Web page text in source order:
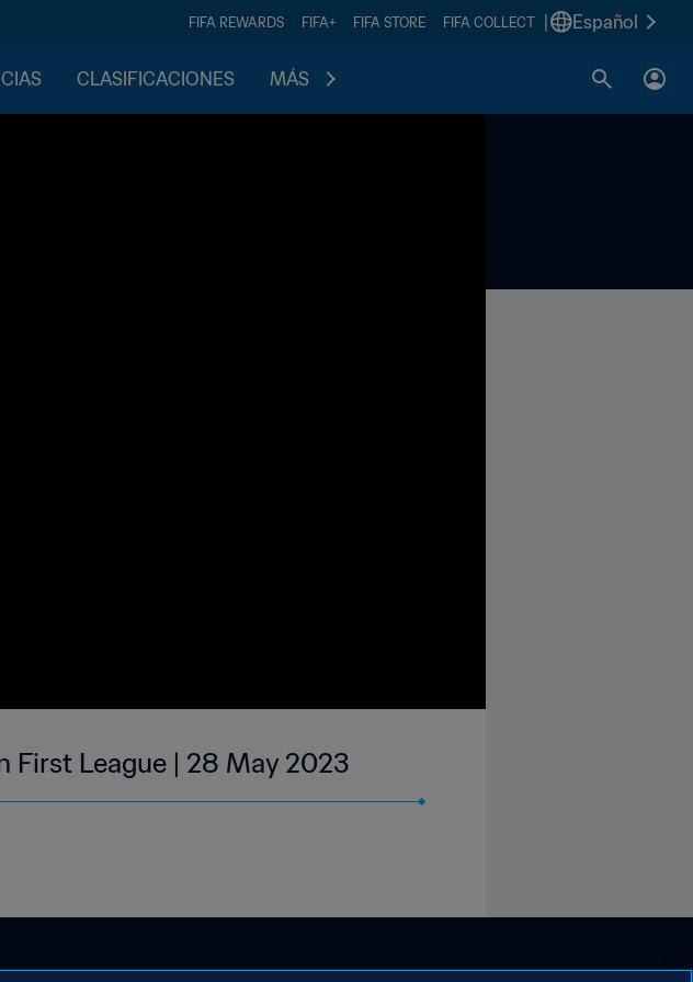
FIFA REWARDS FIFA+ FIFA STORE FIFA COLLECT Español
CLASIFICACIONES MÁS
First League | 28 May 2023